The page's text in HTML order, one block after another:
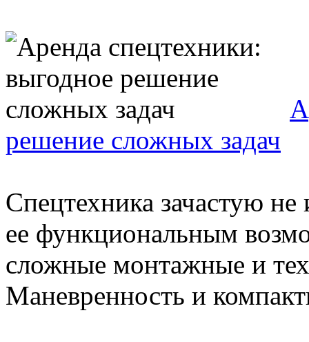
решение сложных задач
Спецтехника зачастую не
ее функциональным
сложные монтажные и
Маневренность и